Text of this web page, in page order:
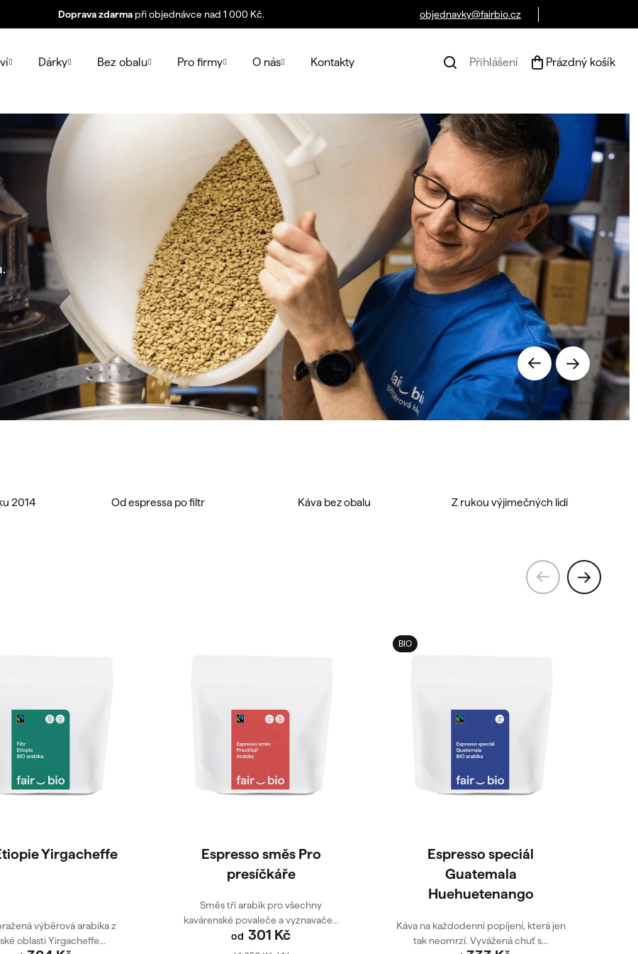
Doprava zdarma při objednávce nad 1 000 Kč. objednavky@fairbio.cz
Dárky Bez obalu Pro firmy O nás Kontakty Přihlášení Prázdný košík
Předchozí
2014 Od espressa po filtr Káva bez obalu Z rukou výjimečných lidí
Yirgacheffe
výběrová arabika z
oblasti Yirgacheffe...
Espresso směs Pro
presíčkáře
od 301 Kč
Směs tří arabik pro všechny
kavárenské povaleče a vyznavače...
BIO
Espresso speciál
Guatemala
Huehuetenango
Káva na každodenní popíjení, která jen
tak neomrzí. Vyvážená chuť s...